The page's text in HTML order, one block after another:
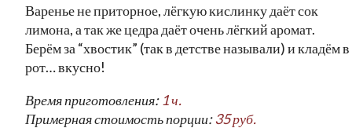
Варенье не приторное, лёгкую кислинку даёт сок
лимона, а так же цедра даёт очень лёгкий аромат.
Берём за “хвостик” (так в детстве называли) и кладём в
рот… вкусно!
Время приготовления: 1 ч.
Примерная стоимость порции:35 руб.